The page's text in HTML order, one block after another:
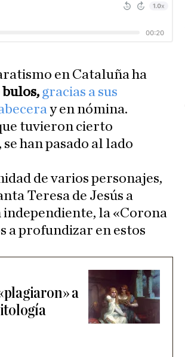
en Cataluña ha
bulos, gracias a sus
y en nómina.
tuvieron cierto
han pasado al lado
de varios personajes,
Teresa de Jesús a
independiente, la «Corona
a profundizar en estos
a